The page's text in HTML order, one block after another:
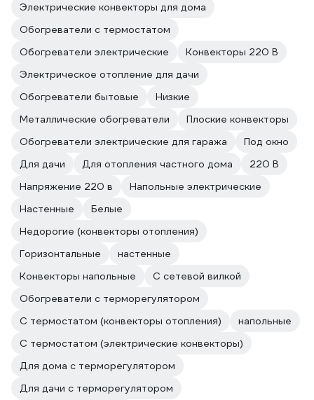
Электрические конвекторы для дома
Обогреватели с термостатом
Обогреватели электрические
Конвекторы 220 В
Электрическое отопление для дачи
Обогреватели бытовые
Низкие
Металлические обогреватели
Плоские конвекторы
Обогреватели электрические для гаража
Под окно
Для дачи
Для отопления частного дома
220 В
Напряжение 220 в
Напольные электрические
Настенные
Белые
Недорогие (конвекторы отопления)
Горизонтальные
настенные
Конвекторы напольные
С сетевой вилкой
Обогреватели с терморегулятором
С термостатом (конвекторы отопления)
напольные
С термостатом (электрические конвекторы)
Для дома с терморегулятором
Для дачи с терморегулятором